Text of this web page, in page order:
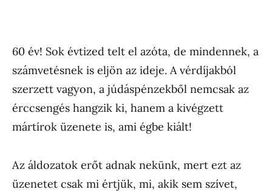
60 év! Sok évtized telt el azóta, de mindennek, a
számvetésnek is eljön az ideje. A vérdíjakból
szerzett vagyon, a júdáspénzekből nemcsak az
érccsengés hangzik ki, hanem a kivégzett
mártírok üzenete is, ami égbe kiált!
Az áldozatok erőt adnak nekünk, mert ezt az
üzenetet csak mi értjük, mi, akik sem szívet,